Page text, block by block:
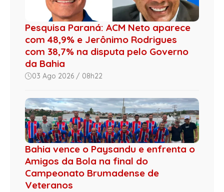
Pesquisa Paraná: ACM Neto aparece
com 48,9% e Jerônimo Rodrigues
com 38,7% na disputa pelo Governo
da Bahia
03 Ago 2026 / 08h22
Bahia vence o Paysandu e enfrenta o
Amigos da Bola na final do
Campeonato Brumadense de
Veteranos